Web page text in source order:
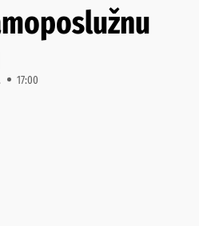
17:00